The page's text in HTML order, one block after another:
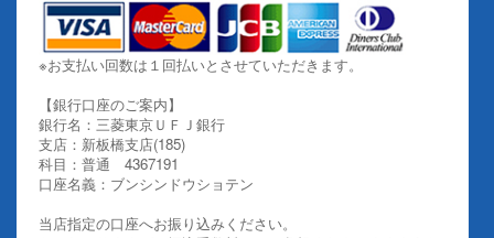
※お支払い回数は１回払いとさせていただきます。
【銀行口座のご案内】
銀行名：三菱東京ＵＦＪ銀行
支店：新板橋支店(185)
科目：普通 4367191
口座名義：ブンシンドウショテン
当店指定の口座へお振り込みください。